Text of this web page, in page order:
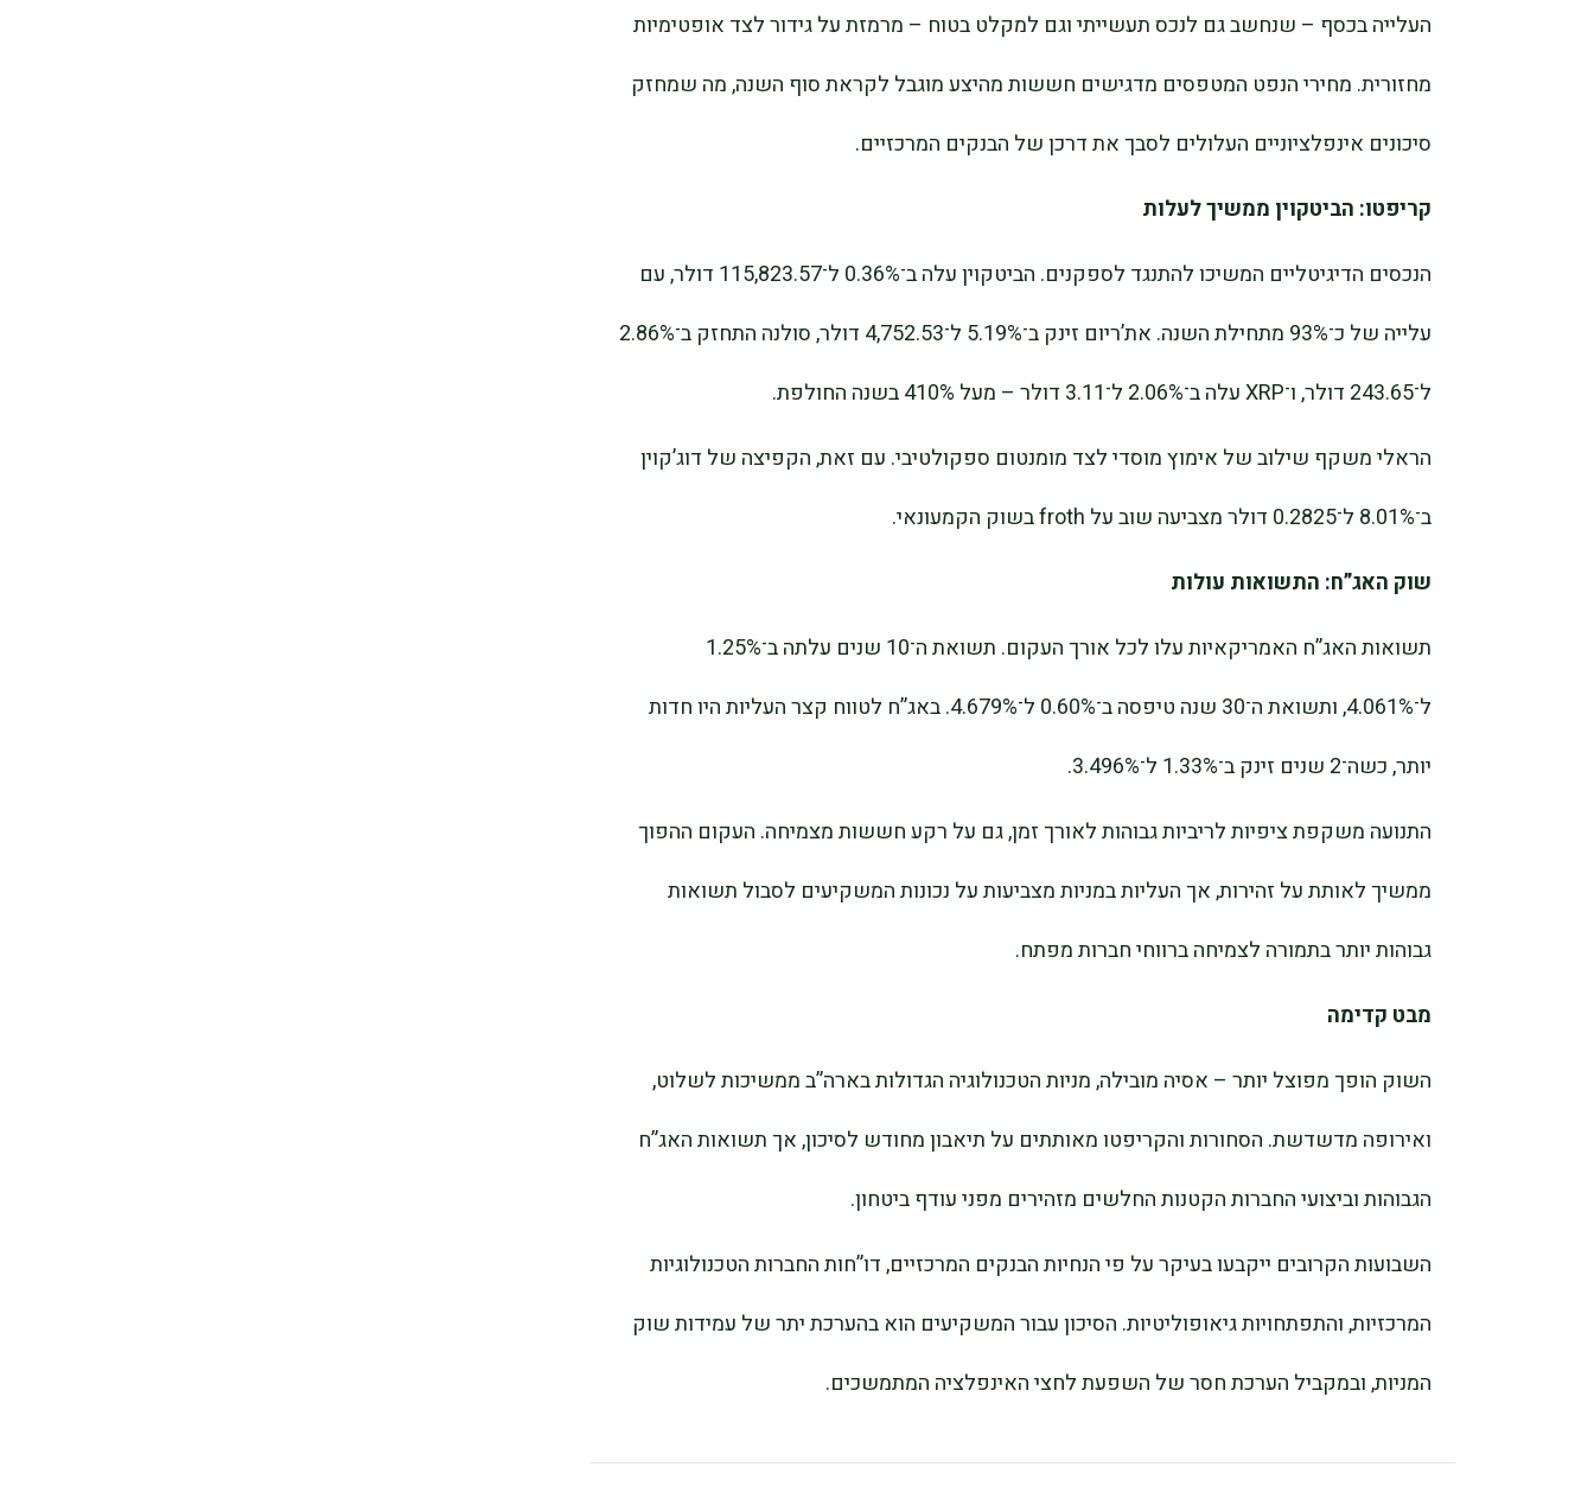
העלייה בכסף – שנחשב גם לנכס תעשייתי וגם למקלט בטוח – מרמזת על גידור לצד אופטימיות
מחזורית. מחירי הנפט המטפסים מדגישים חששות מהיצע מוגבל לקראת סוף השנה, מה שמחזק
סיכונים אינפלציוניים העלולים לסבך את דרכן של הבנקים המרכזיים.
קריפטו: הביטקוין ממשיך לעלות
הנכסים הדיגיטליים המשיכו להתנגד לספקנים. הביטקוין עלה ב־0.36% ל־115,823.57 דולר, עם
עלייה של כ־93% מתחילת השנה. את’ריום זינק ב־5.19% ל־4,752.53 דולר, סולנה התחזק ב־2.86%
ל־243.65 דולר, ו־XRP עלה ב־2.06% ל־3.11 דולר – מעל 410% בשנה החולפת.
הראלי משקף שילוב של אימוץ מוסדי לצד מומנטום ספקולטיבי. עם זאת, הקפיצה של דוג’קוין
ב־8.01% ל־0.2825 דולר מצביעה שוב על froth בשוק הקמעונאי.
שוק האג”ח: התשואות עולות
תשואות האג”ח האמריקאיות עלו לכל אורך העקום. תשואת ה־10 שנים עלתה ב־1.25%
ל־4.061%, ותשואת ה־30 שנה טיפסה ב־0.60% ל־4.679%. באג”ח לטווח קצר העליות היו חדות
יותר, כשה־2 שנים זינק ב־1.33% ל־3.496%.
התנועה משקפת ציפיות לריביות גבוהות לאורך זמן, גם על רקע חששות מצמיחה. העקום ההפוך
ממשיך לאותת על זהירות, אך העליות במניות מצביעות על נכונות המשקיעים לסבול תשואות
גבוהות יותר בתמורה לצמיחה ברווחי חברות מפתח.
מבט קדימה
השוק הופך מפוצל יותר – אסיה מובילה, מניות הטכנולוגיה הגדולות בארה”ב ממשיכות לשלוט,
ואירופה מדשדשת. הסחורות והקריפטו מאותתים על תיאבון מחודש לסיכון, אך תשואות האג”ח
הגבוהות וביצועי החברות הקטנות החלשים מזהירים מפני עודף ביטחון.
השבועות הקרובים ייקבעו בעיקר על פי הנחיות הבנקים המרכזיים, דו”חות החברות הטכנולוגיות
המרכזיות, והתפתחויות גיאופוליטיות. הסיכון עבור המשקיעים הוא בהערכת יתר של עמידות שוק
המניות, ובמקביל הערכת חסר של השפעת לחצי האינפלציה המתמשכים.